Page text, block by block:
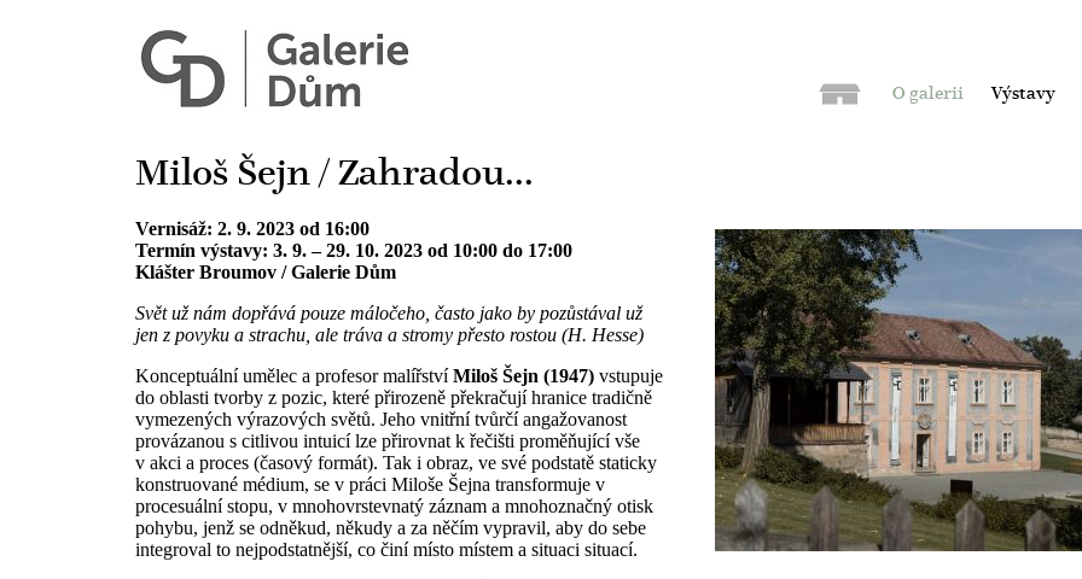
Výstavy
O galerii
Miloš Šejn / Zahradou...
Vernisáž: 2. 9. 2023 od 16:00
Termín výstavy: 3. 9. – 29. 10. 2023 od 10:00 do 17:00
Klášter Broumov / Galerie Dům
Svět už nám dopřává pouze máločeho, často jako by pozůstával už
jen z povyku a strachu, ale tráva a stromy přesto rostou (H. Hesse)
Konceptuální umělec a profesor malířstvíMiloš Šejn (1947) vstupuje
do oblasti tvorby z pozic, které přirozeně překračují hranice tradičně
vymezených výrazových světů. Jeho vnitřní tvůrčí angažovanost
provázanou s citlivou intuicí lze přirovnat k řečišti proměňující vše
v akci a proces (časový formát). Tak i obraz, ve své podstatě staticky
konstruované médium, se v práci Miloše Šejna transformuje v
procesuální stopu, v mnohovrstevnatý záznam a mnohoznačný otisk
pohybu, jenž se odněkud, někudy a za něčím vypravil, aby do sebe
integroval to nejpodstatnější, co činí místo místem a situaci situací.